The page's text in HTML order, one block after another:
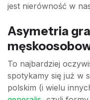
jest nierówność w
Asymetria
To najbardziej
spotykamy się już w
polskim (i wielu